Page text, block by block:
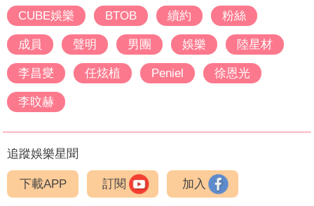
CUBE娛樂
BTOB 續約 粉絲
成員 聲明 男團 娛樂 陸星材
李昌燮 任炫植 Peniel 徐恩光
李旼赫
追蹤娛樂星聞
下載APP 訂閱 加入